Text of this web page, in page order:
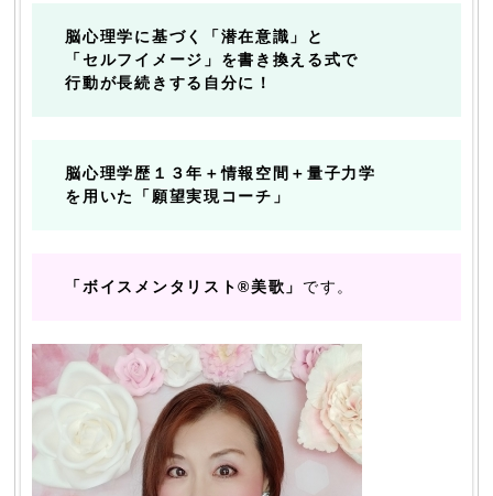
脳心理学に基づく「潜在意識」と
「セルフイメージ」を書き換える式で
行動が長続きする自分に！
脳心理学歴１３年＋情報空間＋量子力学
を用いた「願望実現コーチ」
「ボイスメンタリスト®美歌」 です。